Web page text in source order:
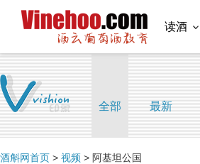
读酒
全部 最新
酒斛网首页 > 视频 > 阿基坦公国